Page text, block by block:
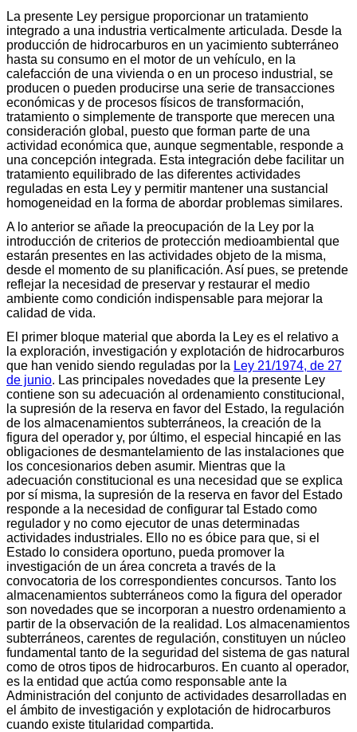
La presente Ley persigue proporcionar un tratamiento
integrado a una industria verticalmente articulada. Desde la
producción de hidrocarburos en un yacimiento subterráneo
hasta su consumo en el motor de un vehículo, en la
calefacción de una vivienda o en un proceso industrial, se
producen o pueden producirse una serie de transacciones
económicas y de procesos físicos de transformación,
tratamiento o simplemente de transporte que merecen una
consideración global, puesto que forman parte de una
actividad económica que, aunque segmentable, responde a
una concepción integrada. Esta integración debe facilitar un
tratamiento equilibrado de las diferentes actividades
reguladas en esta Ley y permitir mantener una sustancial
homogeneidad en la forma de abordar problemas similares.
A lo anterior se añade la preocupación de la Ley por la
introducción de criterios de protección medioambiental que
estarán presentes en las actividades objeto de la misma,
desde el momento de su planificación. Así pues, se pretende
reflejar la necesidad de preservar y restaurar el medio
ambiente como condición indispensable para mejorar la
calidad de vida.
El primer bloque material que aborda la Ley es el relativo a
la exploración, investigación y explotación de hidrocarburos
que han venido siendo reguladas por la Ley 21/1974, de 27
de junio. Las principales novedades que la presente Ley
contiene son su adecuación al ordenamiento constitucional,
la supresión de la reserva en favor del Estado, la regulación
de los almacenamientos subterráneos, la creación de la
figura del operador y, por último, el especial hincapié en las
obligaciones de desmantelamiento de las instalaciones que
los concesionarios deben asumir. Mientras que la
adecuación constitucional es una necesidad que se explica
por sí misma, la supresión de la reserva en favor del Estado
responde a la necesidad de configurar tal Estado como
regulador y no como ejecutor de unas determinadas
actividades industriales. Ello no es óbice para que, si el
Estado lo considera oportuno, pueda promover la
investigación de un área concreta a través de la
convocatoria de los correspondientes concursos. Tanto los
almacenamientos subterráneos como la figura del operador
son novedades que se incorporan a nuestro ordenamiento a
partir de la observación de la realidad. Los almacenamientos
subterráneos, carentes de regulación, constituyen un núcleo
fundamental tanto de la seguridad del sistema de gas natural
como de otros tipos de hidrocarburos. En cuanto al operador,
es la entidad que actúa como responsable ante la
Administración del conjunto de actividades desarrolladas en
el ámbito de investigación y explotación de hidrocarburos
cuando existe titularidad compartida.